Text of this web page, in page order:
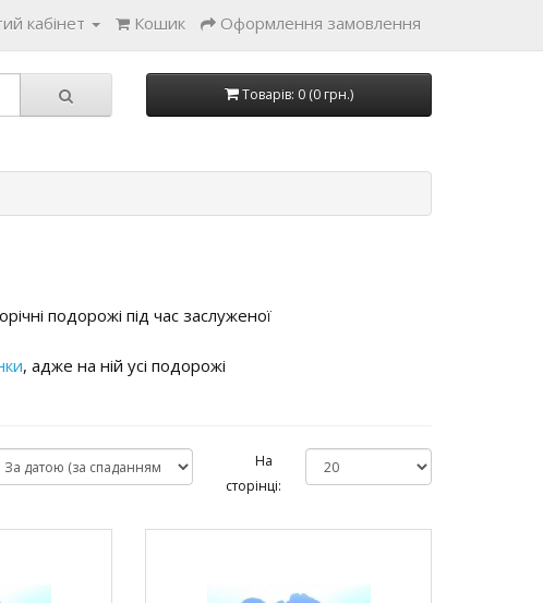
кабінет Кошик Оформлення замовлення
Товарів: 0 (0 грн.)
подорожі під час заслуженої
, адже на ній усі подорожі
На
сторінці: